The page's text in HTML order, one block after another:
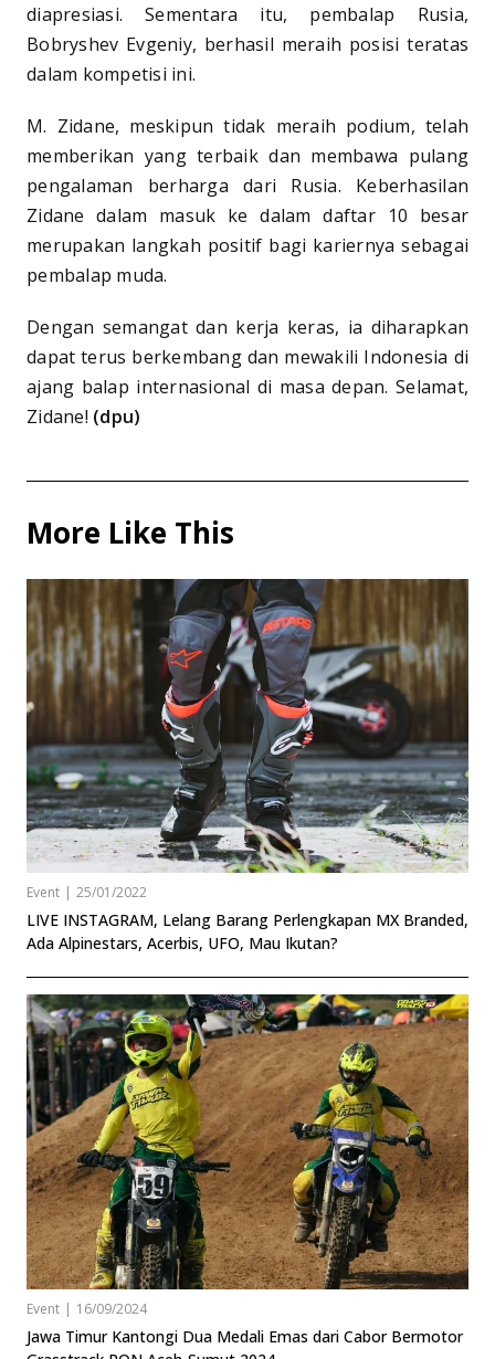
diapresiasi. Sementara itu, pembalap Rusia,
Bobryshev Evgeniy, berhasil meraih posisi teratas
dalam kompetisi ini.
M. Zidane, meskipun tidak meraih podium, telah
memberikan yang terbaik dan membawa pulang
pengalaman berharga dari Rusia. Keberhasilan
Zidane dalam masuk ke dalam daftar 10 besar
merupakan langkah positif bagi kariernya sebagai
pembalap muda.
Dengan semangat dan kerja keras, ia diharapkan
dapat terus berkembang dan mewakili Indonesia di
ajang balap internasional di masa depan. Selamat,
Zidane! (dpu)
More Like This
Event | 25/01/2022
LIVE INSTAGRAM, Lelang Barang Perlengkapan MX Branded,
Ada Alpinestars, Acerbis, UFO, Mau Ikutan?
Event | 16/09/2024
Jawa Timur Kantongi Dua Medali Emas dari Cabor Bermotor